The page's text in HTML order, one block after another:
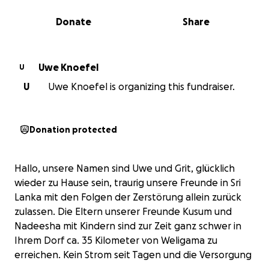
0% complete
Share
Donate
U
Uwe Knoefel
U
Uwe Knoefel is organizing this fundraiser.
Donation protected
Hallo, unsere Namen sind Uwe und Grit, glücklich
wieder zu Hause sein, traurig unsere Freunde in Sri
Lanka mit den Folgen der Zerstörung allein zurück
zulassen. Die Eltern unserer Freunde Kusum und
Nadeesha mit Kindern sind zur Zeit ganz schwer in
Ihrem Dorf ca. 35 Kilometer von Weligama zu
erreichen. Kein Strom seit Tagen und die Versorgung